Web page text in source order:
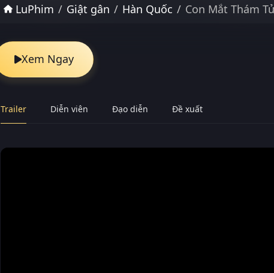
LuPhim Giật gân Hàn Quốc Con Mắt Thám
Xem Ngay
Trailer Diễn viên Đạo diễn Đề xuất